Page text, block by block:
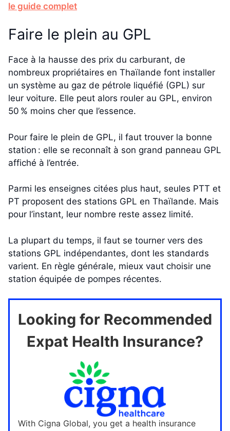
le guide complet
Faire le plein au GPL
Face à la hausse des prix du carburant, de
nombreux propriétaires en Thaïlande font installer
un système au gaz de pétrole liquéfié (GPL) sur
leur voiture. Elle peut alors rouler au GPL, environ
50 % moins cher que l’essence.
Pour faire le plein de GPL, il faut trouver la bonne
station : elle se reconnaît à son grand panneau GPL
affiché à l’entrée.
Parmi les enseignes citées plus haut, seules PTT et
PT proposent des stations GPL en Thaïlande. Mais
pour l’instant, leur nombre reste assez limité.
La plupart du temps, il faut se tourner vers des
stations GPL indépendantes, dont les standards
varient. En règle générale, mieux vaut choisir une
station équipée de pompes récentes.
Looking for Recommended
Expat Health Insurance?
With Cigna Global, you get a health insurance